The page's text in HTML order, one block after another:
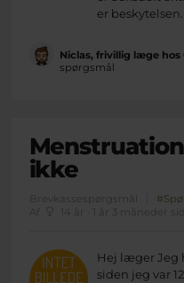
er beskytelsen.
Niclas, frivillig læge hos
spørgsmål
ikke
Brevkassespørgsmål
Af
14 år · 1 år 3 måneder
Hej læger Jeg
siden jeg var